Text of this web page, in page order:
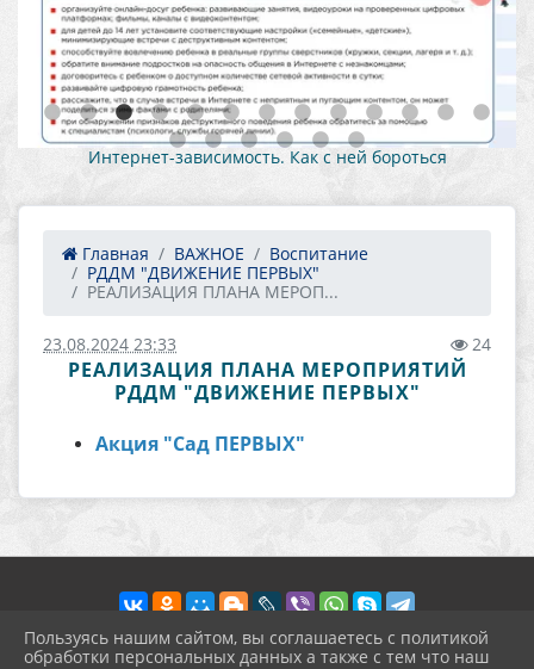
Интернет-зависимость. Как с ней бороться
Главная ВАЖНОЕ
Воспитание
РДДМ "ДВИЖЕНИЕ ПЕРВЫХ"
РЕАЛИЗАЦИЯ ПЛАНА МЕРОП...
23.08.2024 23:33 24
РЕАЛИЗАЦИЯ ПЛАНА МЕРОПРИЯТИЙ
РДДМ "ДВИЖЕНИЕ ПЕРВЫХ"
Акция "Сад ПЕРВЫХ"
Пользуясь нашим сайтом, вы соглашаетесь с политикой
обработки персональных данных а также с тем что наш